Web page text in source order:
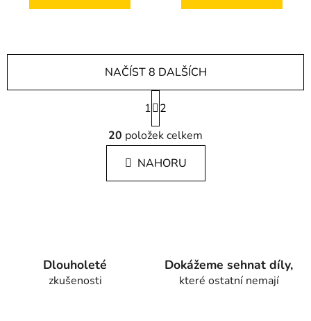
O
v
l
á
d
NAČÍST 8 DALŠÍCH
S
t
r
á
n
k
1
2
20 položek celkem
NAHORU
Dlouholeté
zkušenosti
Dokážeme sehnat díly,
které ostatní nemají